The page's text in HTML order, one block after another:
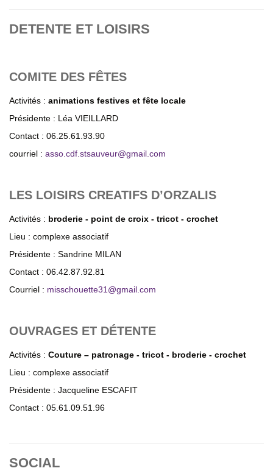
DETENTE ET LOISIRS
COMITE DES FÊTES
Activités : animations festives et fête locale
Présidente : Léa VIEILLARD
Contact : 06.25.61.93.90
courriel : asso.cdf.stsauveur@gmail.com
LES LOISIRS CREATIFS D’ORZALIS
Activités : broderie - point de croix - tricot - crochet
Lieu : complexe associatif
Présidente : Sandrine MILAN
Contact : 06.42.87.92.81
Courriel : misschouette31 @gmail.com
OUVRAGES ET DÉTENTE
Activités : Couture – patronage - tricot - broderie - crochet
Lieu : complexe associatif
Présidente : Jacqueline ESCAFIT
Contact : 05.61.09.51.96
SOCIAL